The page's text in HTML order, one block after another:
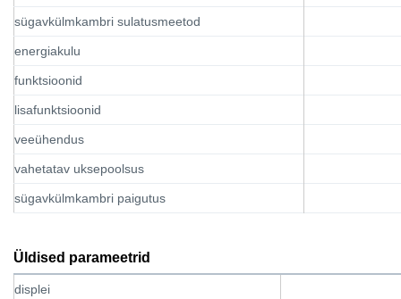
sügavkülmkambri sulatusmeetod
energiakulu
funktsioonid
lisafunktsioonid
veeühendus
vahetatav uksepoolsus
sügavkülmkambri paigutus
Üldised parameetrid
displei